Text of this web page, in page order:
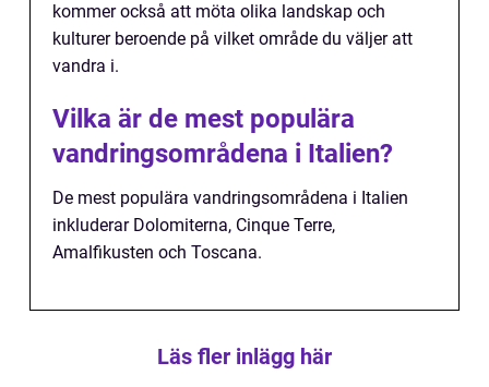
kommer också att möta olika landskap och
kulturer beroende på vilket område du väljer att
vandra i.
Vilka är de mest populära
vandringsområdena i Italien?
De mest populära vandringsområdena i Italien
inkluderar Dolomiterna, Cinque Terre,
Amalfikusten och Toscana.
Läs fler inlägg här